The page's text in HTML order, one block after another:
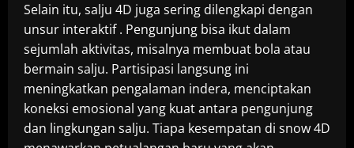
Selain itu, salju 4D juga sering dilengkapi dengan
unsur interaktif . Pengunjung bisa ikut dalam
sejumlah aktivitas, misalnya membuat bola atau
bermain salju. Partisipasi langsung ini
meningkatkan pengalaman indera, menciptakan
koneksi emosional yang kuat antara pengunjung
dan lingkungan salju. Tiapa kesempatan di snow 4D